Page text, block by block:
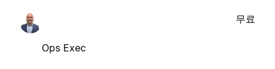
Ops Exec
무료